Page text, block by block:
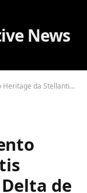
o Lancia Delta de Miki Biasion
de